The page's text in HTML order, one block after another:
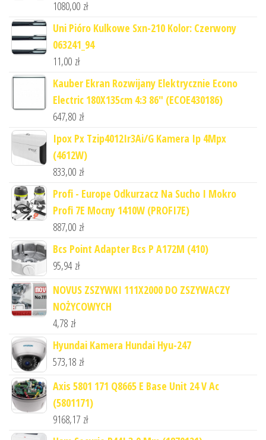
1080,00 zł
Uni Pióro Kulkowe Sxn-210 Kolor: Czerwony
063241_94
11,00 zł
Kauber Ekran Rozwijany Elektrycznie Econo
Electric 180X135cm 4:3 86" (ECOE430186)
647,80 zł
Ipox Px Tzip4012Ir3Ai/G Kamera Ip 4Mpx
(4612W)
833,00 zł
Profi - Europe Odkurzacz Na Sucho I Mokro
Profi 7E Mocny 1410W (PROFI7E)
887,00 zł
Bcs Point Adapter Bcs P A172M (410)
95,94 zł
NOVUS ZSZYWKI 111X2000 DO ZSZYWACZY
NOŻYCOWYCH
4,78 zł
Hyundai Kamera Hundai Hyu-247
573,18 zł
Axis 5801 171 Q8665 E Base Unit 24 V Ac
(5801171)
9168,17 zł